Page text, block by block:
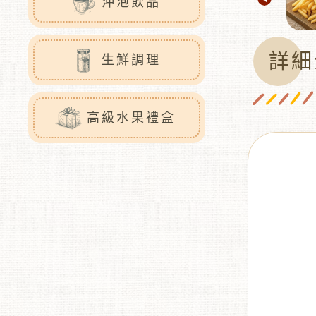
生鮮調理
高級水果禮盒
詳